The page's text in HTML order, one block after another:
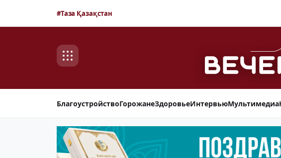
#Таза Қазақстан
БлагоустройствоГорожанеЗдоровьеИнтервьюМультимедиа